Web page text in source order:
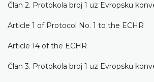
Član 2. Protokola broj 1 uz Evropsku
Article 1 of Protocol No. 1 to the ECHR
Article 14 of the ECHR
Član 3. Protokola broj 1 uz Evropsku